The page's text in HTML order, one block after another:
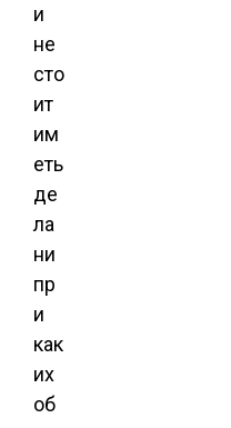
и
не
сто
ит
им
еть
де
ла
ни
пр
и
как
их
об